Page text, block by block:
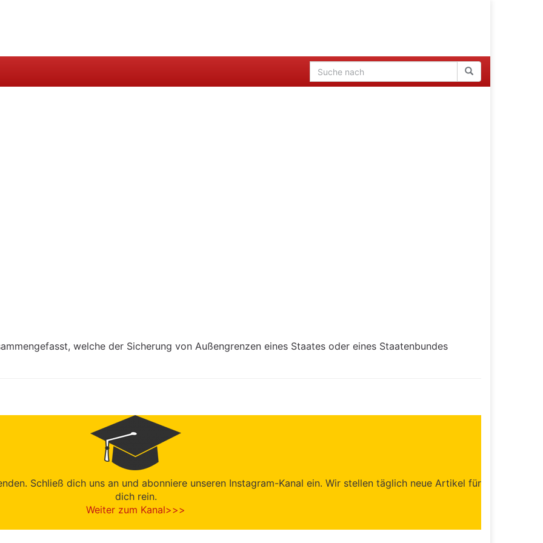
welche der Sicherung von Außengrenzen eines Staates oder eines Staatenbundes
Schließ dich uns an und abonniere unseren Instagram-Kanal ein. Wir stellen täglich neue Artikel für
dich rein.
Weiter zum Kanal>>>